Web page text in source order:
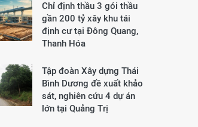
Chỉ định thầu 3 gói thầu
gần 200 tỷ xây khu tái
định cư tại Đông Quang,
Thanh Hóa
Tập đoàn Xây dựng Thái
Bình Dương đề xuất khảo
sát, nghiên cứu 4 dự án
lớn tại Quảng Trị